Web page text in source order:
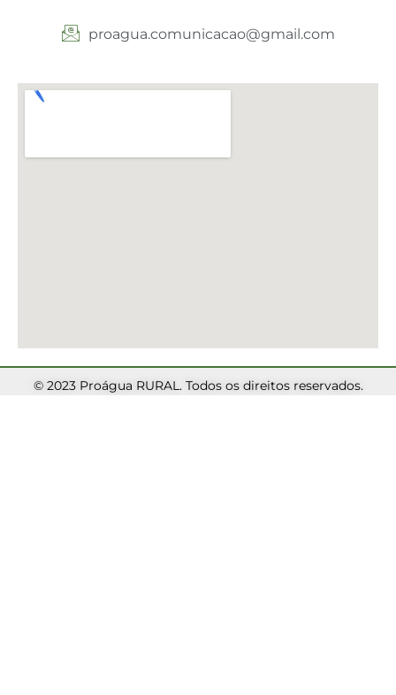
proagua.comunicacao@gmail.com
© 2023 Proágua RURAL. Todos os direitos reservados.